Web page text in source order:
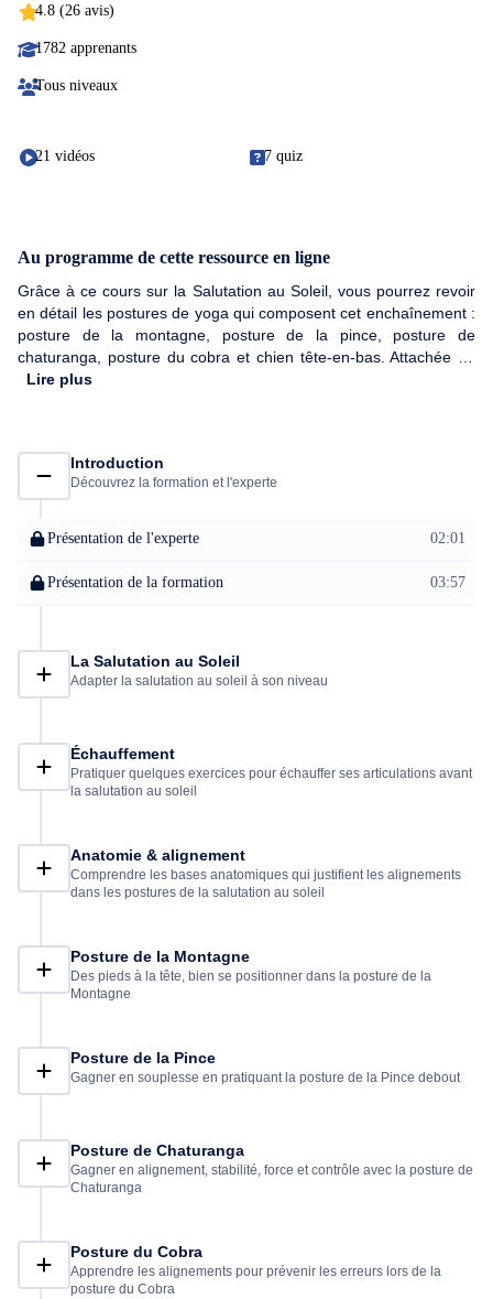
4.8 (26 avis)
1782 apprenants
Tous niveaux
21 vidéos 7 quiz
Au programme de cette ressource en ligne
Grâce à ce cours sur la Salutation au Soleil, vous pourrez revoir
en détail les postures de yoga qui composent cet enchaînement :
posture de la montagne, posture de la pince, posture de
chaturanga, posture du cobra et chien tête-en-bas. Attachée au
respect du corps et des alignements, notre formatrice Cindy
bonnes bases et aux élèves avancés qui souhaitent revoir leur
alignement.
Lire plus
Introduction
Découvrez la formation et l'experte
Présentation de l'experte 02:01
Présentation de la formation 03:57
La Salutation au Soleil
Adapter la salutation au soleil à son niveau
Échauffement
Pratiquer quelques exercices pour échauffer ses articulations avant
la salutation au soleil
Anatomie & alignement
Comprendre les bases anatomiques qui justifient les alignements
dans les postures de la salutation au soleil
Posture de la Montagne
Des pieds à la tête, bien se positionner dans la posture de la
Montagne
Posture de la Pince
Gagner en souplesse en pratiquant la posture de la Pince debout
Posture de Chaturanga
Gagner en alignement, stabilité, force et contrôle avec la posture de
Chaturanga
Posture du Cobra
Apprendre les alignements pour prévenir les erreurs lors de la
posture du Cobra